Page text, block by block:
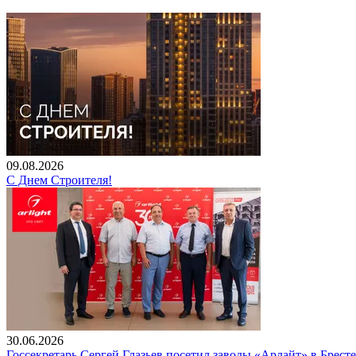
09.08.2026
С Днем Строителя!
30.06.2026